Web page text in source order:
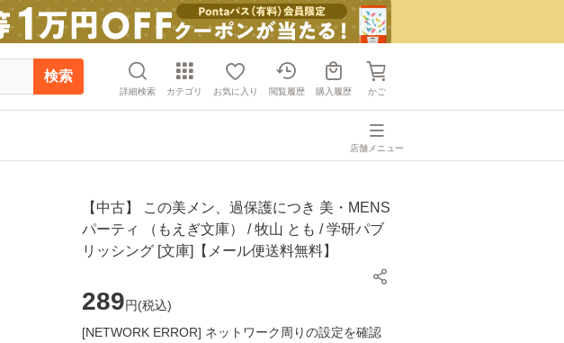
検索
詳細検索 カテゴリ お気に入り 閲覧履歴 購入履歴 かご
店舗メニュー
【中古】 この美メン、過保護につき 美・MENS
パーティ （もえぎ文庫） / 牧山 とも / 学研パブ
リッシング [文庫]【メール便送料無料】
289円(税込)
[NETWORK ERROR] ネットワーク周りの設定を確認